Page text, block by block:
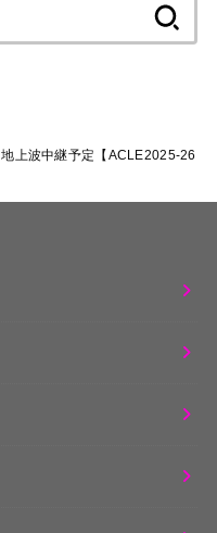
上波中継予定【ACLE2025-26